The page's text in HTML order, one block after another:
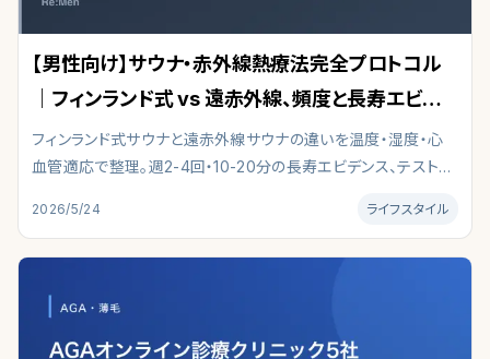
【男性向け】サウナ・赤外線熱療法完全プロトコル
｜フィンランド式 vs 遠赤外線、頻度と長寿エビデン
ス
フィンランド式サウナと遠赤外線サウナの違いを温度・湿度・心
血管適応で整理。週2-4回・10-20分の長寿エビデンス、テストス
2026/5/24 ライフスタイル